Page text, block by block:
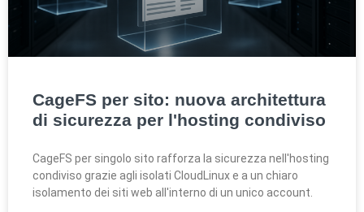
CageFS per sito: nuova architettura
di sicurezza per l'hosting condiviso
CageFS per singolo sito rafforza la sicurezza nell'hosting
condiviso grazie agli isolati CloudLinux e a un chiaro
isolamento dei siti web all'interno di un unico account.